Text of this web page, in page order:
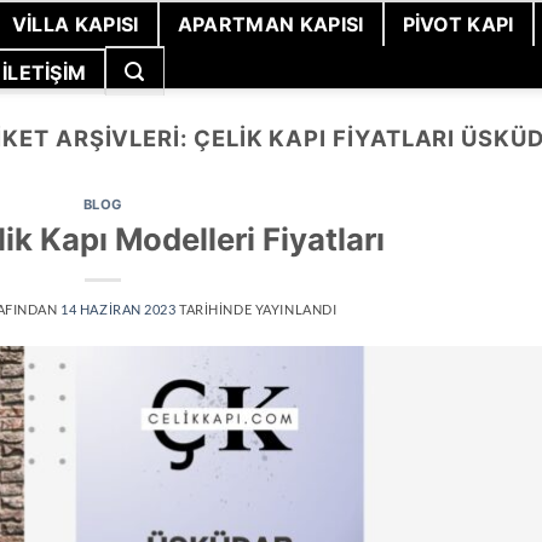
VILLA KAPISI APARTMAN KAPISI
PIVOT KAPI
İLETIŞIM
ARŞIVLERI: ÇELIK KAPI FIYATLARI
BLOG
Kapı Modelleri Fiyatları
14 HAZIRAN 2023 TARIHINDE YAYINLANDI